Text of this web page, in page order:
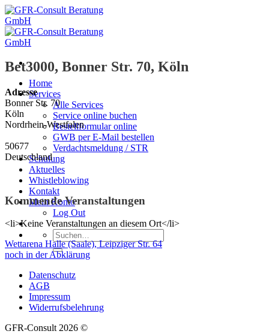
Zum
Inhalt
springen
Home
Services
Alle Services
Service online buchen
Bestellformular online
GWB per E-Mail bestellen
Verdachtsmeldung / STR
Schulung
Aktuelles
Whistleblowing
Kontakt
Mein Konto
Log Out
Suche
nach:
Bet3000, Bonner Str. 70, Köln
Adresse
Bonner Str. 70
Köln
Nordrhein-Westfalen
50677
Deutschland
Kommende Veranstaltungen
<li>Keine Veranstaltungen an diesem Ort</li>
Wettarena Halle (Saale), Leipziger Str. 64
noch in der Abklärung
Datenschutz
AGB
Impressum
Widerrufsbelehrung
GFR-Consult 2026 ©